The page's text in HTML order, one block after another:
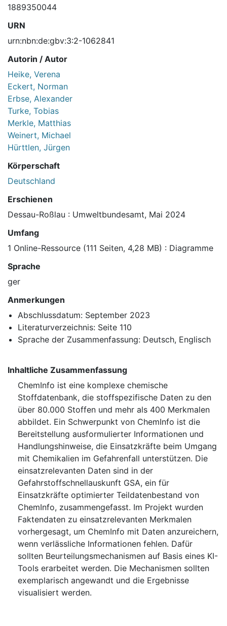
1889350044
URN
urn:nbn:de:gbv:3:2-1062841
Autorin / Autor
Heike, Verena
Eckert, Norman
Erbse, Alexander
Turke, Tobias
Merkle, Matthias
Weinert, Michael
Hürttlen, Jürgen
Körperschaft
Deutschland
Erschienen
Dessau-Roßlau : Umweltbundesamt, Mai 2024
Umfang
1 Online-Ressource (111 Seiten, 4,28 MB) : Diagramme
Sprache
ger
Anmerkungen
Abschlussdatum: September 2023
Literaturverzeichnis: Seite 110
Sprache der Zusammenfassung: Deutsch, Englisch
Inhaltliche Zusammenfassung
ChemInfo ist eine komplexe chemische
Stoffdatenbank, die stoffspezifische Daten zu den
über 80.000 Stoffen und mehr als 400 Merkmalen
abbildet. Ein Schwerpunkt von ChemInfo ist die
Bereitstellung ausformulierter Informationen und
Handlungshinweise, die Einsatzkräfte beim Umgang
mit Chemikalien im Gefahrenfall unterstützen. Die
einsatzrelevanten Daten sind in der
Gefahrstoffschnellauskunft GSA, ein für
Einsatzkräfte optimierter Teildatenbestand von
ChemInfo, zusammengefasst. Im Projekt wurden
Faktendaten zu einsatzrelevanten Merkmalen
vorhergesagt, um ChemInfo mit Daten anzureichern,
wenn verlässliche Informationen fehlen. Dafür
sollten Beurteilungsmechanismen auf Basis eines KI-
Tools erarbeitet werden. Die Mechanismen sollten
exemplarisch angewandt und die Ergebnisse
visualisiert werden.